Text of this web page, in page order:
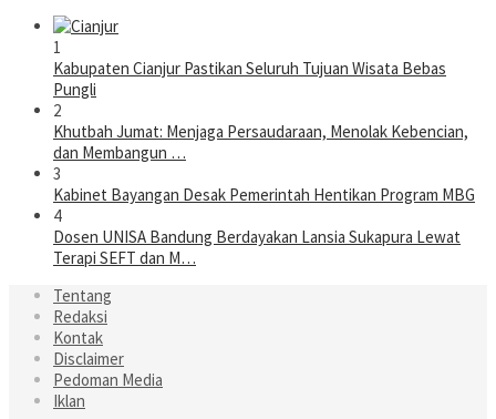
1
Kabupaten Cianjur Pastikan Seluruh Tujuan Wisata Bebas
Pungli
2
Khutbah Jumat: Menjaga Persaudaraan, Menolak Kebencian,
dan Membangun …
3
Kabinet Bayangan Desak Pemerintah Hentikan Program MBG
4
Dosen UNISA Bandung Berdayakan Lansia Sukapura Lewat
Terapi SEFT dan M…
Tentang
Redaksi
Kontak
Disclaimer
Pedoman Media
Iklan